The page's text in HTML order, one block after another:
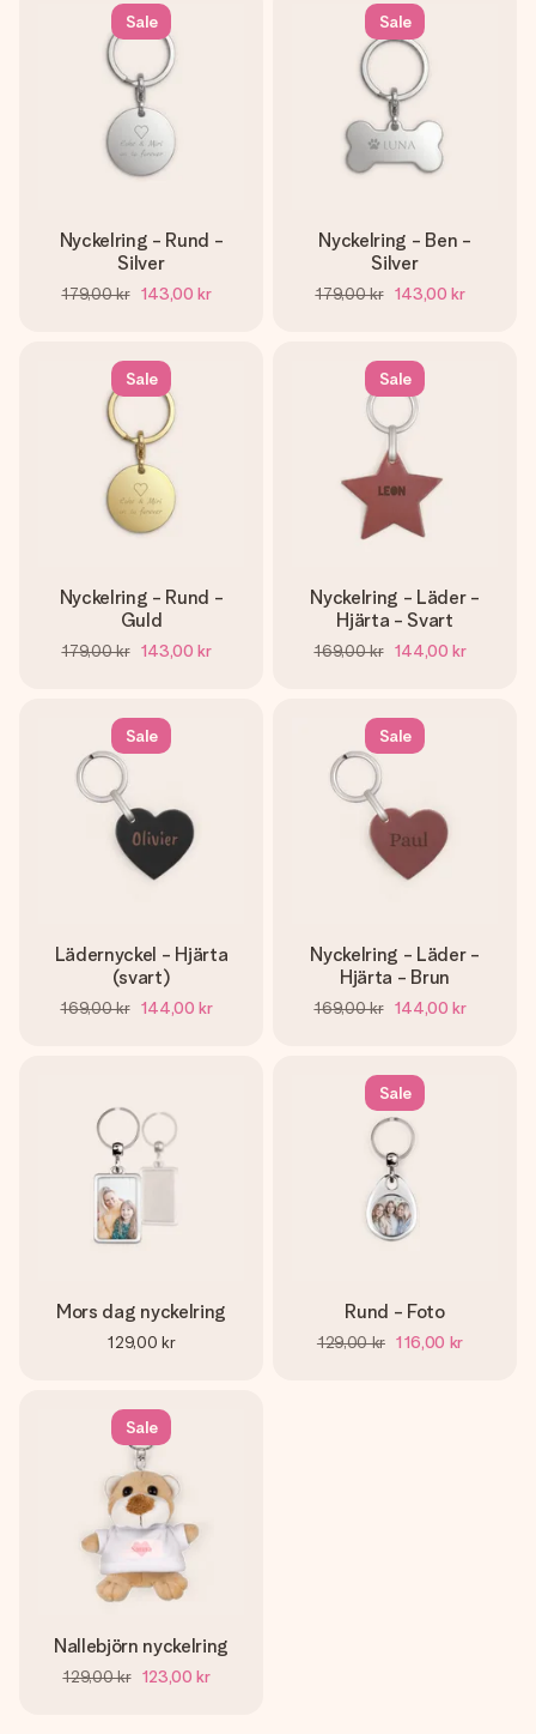
Sale
Nyckelring - Rund -
Silver
179,00 kr 143,00 kr
Sale
Nyckelring - Ben -
Silver
179,00 kr 143,00 kr
Sale
Nyckelring - Rund -
Guld
179,00 kr 143,00 kr
Sale
Nyckelring - Läder -
Hjärta - Svart
169,00 kr 144,00 kr
Sale
Lädernyckel - Hjärta
(svart)
169,00 kr 144,00 kr
Sale
Nyckelring - Läder -
Hjärta - Brun
169,00 kr 144,00 kr
Mors dag nyckelring
129,00 kr
Sale
Rund - Foto
129,00 kr 116,00 kr
Sale
Nallebjörn nyckelring
129,00 kr 123,00 kr